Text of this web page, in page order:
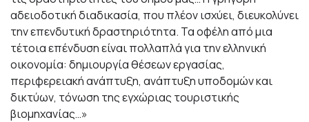
αδειοδοτική διαδικασία, που πλέον ισχύει, διευκολύνει
την επενδυτική δραστηριότητα. Τα οφέλη από μια
τέτοια επένδυση είναι πολλαπλά για την ελληνική
οικονομία: δημιουργία θέσεων εργασίας,
περιφερειακή ανάπτυξη, ανάπτυξη υποδομών και
δικτύων, τόνωση της εγχώριας τουριστικής
βιομηχανίας…»